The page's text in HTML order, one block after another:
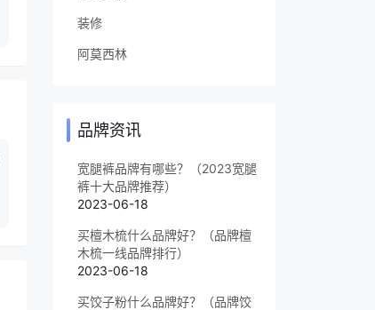
装修
阿莫西林
品牌资讯
宽腿裤品牌有哪些？（2023宽腿
裤十大品牌推荐）
2023-06-18
买檀木梳什么品牌好？（品牌檀
木梳一线品牌排行）
2023-06-18
买饺子粉什么品牌好？（品牌饺